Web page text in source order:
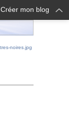
Créer mon blog